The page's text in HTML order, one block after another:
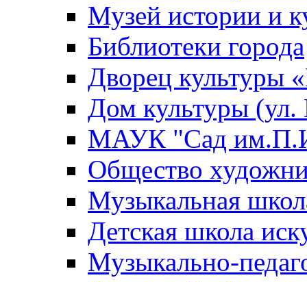
Музей истории и
Библиотеки города
Дворец культуры
Дом культуры (ул.
МАУК "Сад
Общество
Музыкальная
Детская школа
Музыкально-